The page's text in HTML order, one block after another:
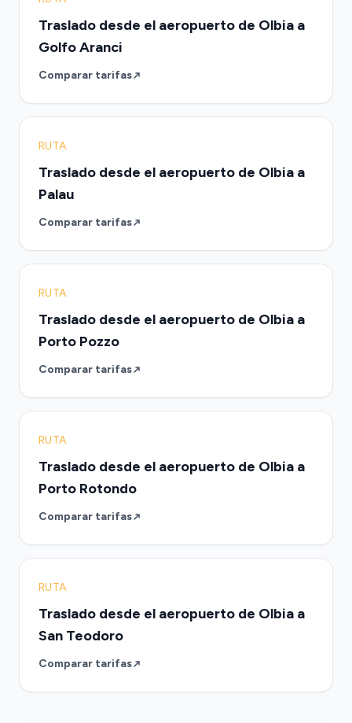
Traslado desde el aeropuerto de Olbia a
Golfo Aranci
Comparar tarifas
RUTA
Traslado desde el aeropuerto de Olbia a
Palau
Comparar tarifas
RUTA
Traslado desde el aeropuerto de Olbia a
Porto Pozzo
Comparar tarifas
RUTA
Traslado desde el aeropuerto de Olbia a
Porto Rotondo
Comparar tarifas
RUTA
Traslado desde el aeropuerto de Olbia a
San Teodoro
Comparar tarifas